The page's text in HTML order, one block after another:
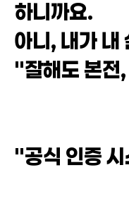
하니까요.
아니, 내가 내
"잘해도 본전
"공식 인증